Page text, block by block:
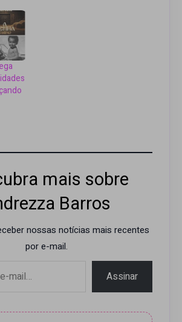
mais sobre
Barros
nossas notícias mais recentes
por e-mail.
Assinar